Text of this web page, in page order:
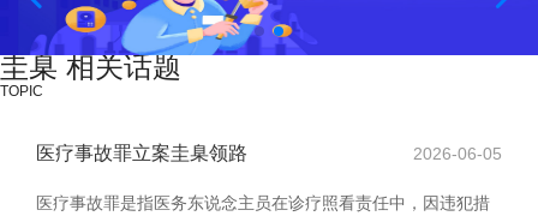
圭臬 相关话题
TOPIC
医疗事故罪立案圭臬领路 2026-06-05
医疗事故罪是指医务东说念主员在诊疗照看责任中，因违犯措